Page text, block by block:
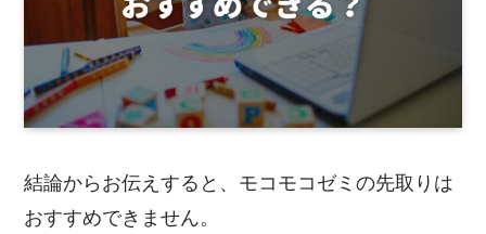
結論からお伝えすると、モコモコゼミの先取りは
おすすめできません。